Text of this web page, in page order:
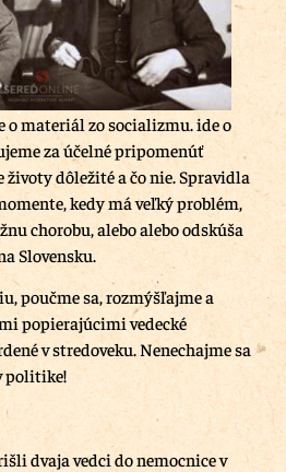
o materiál zo socializmu. ide o
za účelné pripomenúť
životy dôležité a čo nie. Spravidla
kedy má veľký problém,
chorobu, alebo alebo odskúša
Slovensku.
poučme sa, rozmýšľajme a
popierajúcimi vedecké
v stredoveku. Nenechajme sa
politike!
dvaja vedci do nemocnice v